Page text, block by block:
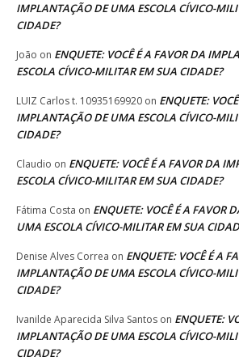
IMPLANTAÇÃO DE UMA ESCOLA CÍVICO-
CIDADE?
João on ENQUETE: VOCÊ É A FAVOR DA
ESCOLA CÍVICO-MILITAR EM SUA CIDADE?
LUIZ Carlos t. 10935169920 on ENQUETE:
IMPLANTAÇÃO DE UMA ESCOLA CÍVICO-
CIDADE?
Claudio on ENQUETE: VOCÊ É A FAVOR DA
ESCOLA CÍVICO-MILITAR EM SUA CIDADE?
Fátima Costa on ENQUETE: VOCÊ É A FAVOR
UMA ESCOLA CÍVICO-MILITAR EM SUA
Denise Alves Correa on ENQUETE: VOCÊ É A
IMPLANTAÇÃO DE UMA ESCOLA CÍVICO-
CIDADE?
Ivanilde Aparecida Silva Santos on ENQUETE:
IMPLANTAÇÃO DE UMA ESCOLA CÍVICO-
CIDADE?